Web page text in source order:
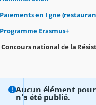
Paiements en ligne
Programme Erasmus+
Concours national de la
Aucun élément
n'a été publié.